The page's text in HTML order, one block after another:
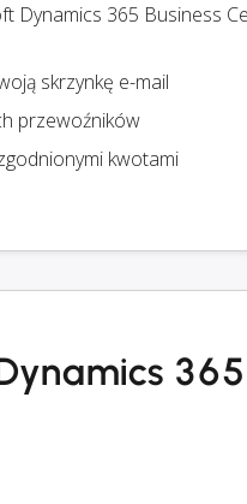
Dynamics 365 Business
skrzynkę e-mail
przewoźników
kwotami
365